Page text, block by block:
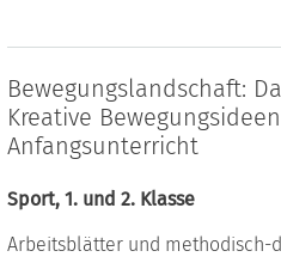
Bewegungslandschaft:
Kreative
Anfangsunterricht
Sport, 1. und 2. Klasse
Arbeitsblätter und methodisch-